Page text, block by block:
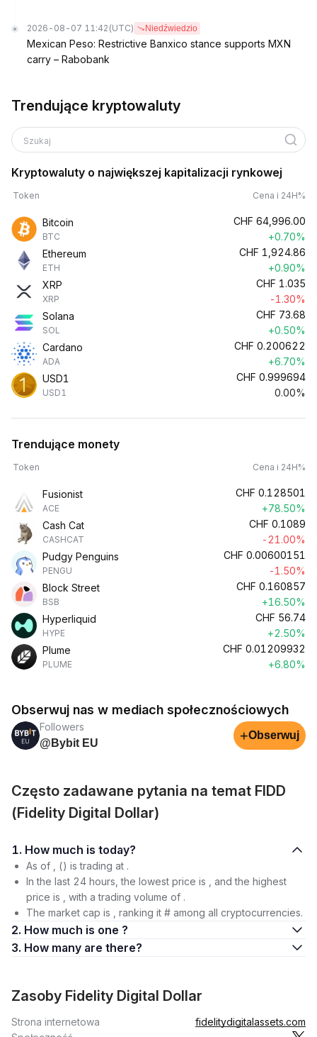
2026-08-07 11:42 (UTC) Niedźwiedzio
Mexican Peso: Restrictive Banxico stance supports MXN
carry – Rabobank
Trendujące kryptowaluty
Szukaj
Kryptowaluty o największej kapitalizacji rynkowej
Token Cena i 24H%
Bitcoin
BTC
CHF 64,996.00
+0.70%
Ethereum
ETH
CHF 1,924.86
+0.90%
XRP
XRP
CHF 1.035
-1.30%
Solana
SOL
CHF 73.68
+0.50%
Cardano
ADA
CHF 0.200622
+6.70%
USD1
USD1
CHF 0.999694
0.00%
Trendujące monety
Token Cena i 24H%
Fusionist
ACE
CHF 0.128501
+78.50%
Cash Cat
CASHCAT
CHF 0.1089
-21.00%
Pudgy Penguins
PENGU
CHF 0.00600151
-1.50%
Block Street
BSB
CHF 0.160857
+16.50%
Hyperliquid
HYPE
CHF 56.74
+2.50%
Plume
PLUME
CHF 0.01209932
+6.80%
Obserwuj nas w mediach społecznościowych
Followers
@Bybit EU
+Obserwuj
Często zadawane pytania na temat FIDD
(Fidelity Digital Dollar)
1. How much is today?
As of , () is trading at .
In the last 24 hours, the lowest price is , and the highest
price is , with a trading volume of .
The market cap is , ranking it # among all cryptocurrencies.
2. How much is one ?
3. How many are there?
Zasoby Fidelity Digital Dollar
Strona internetowa
fidelitydigitalassets.com